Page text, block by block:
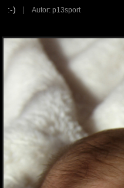
:-) | Autor: p13sport